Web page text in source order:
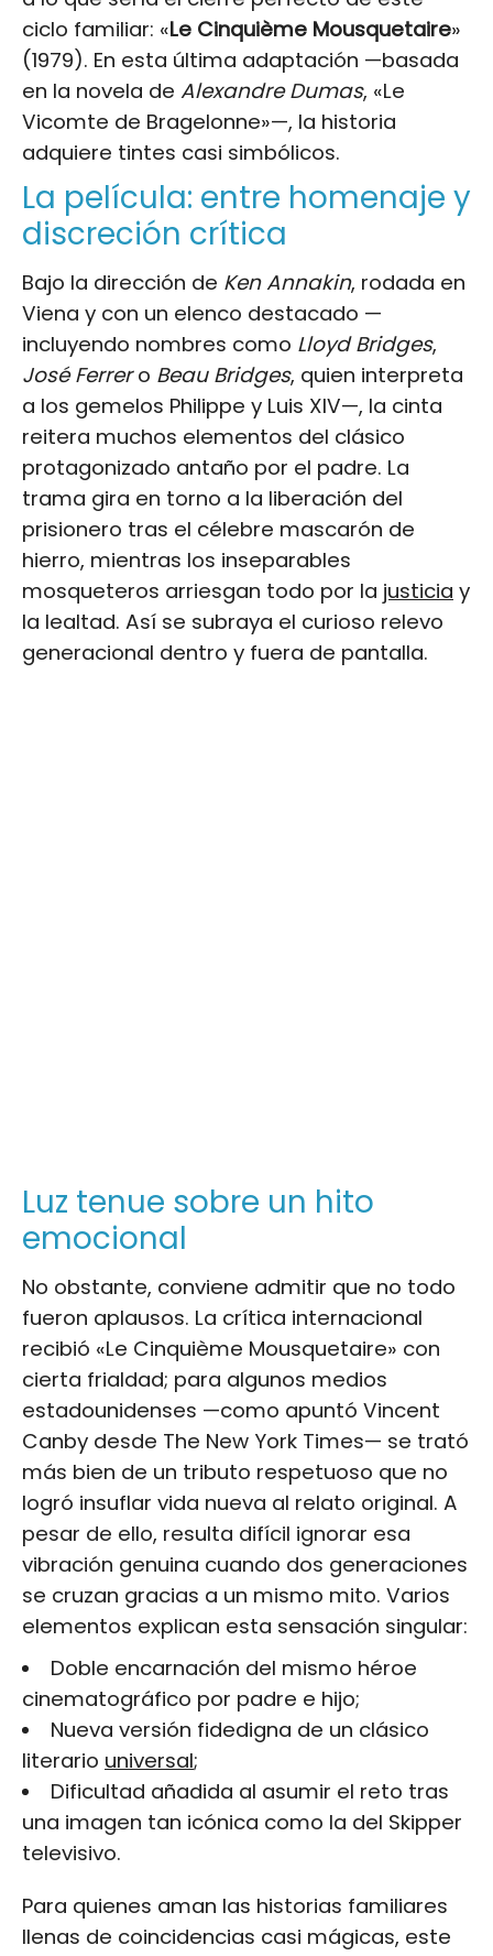
ciclo familiar: «Le Cinquième Mousquetaire»
(1979). En esta última adaptación —basada
en la novela de Alexandre Dumas, «Le
Vicomte de Bragelonne»—, la historia
adquiere tintes casi simbólicos.
La película: entre homenaje y
discreción crítica
Bajo la dirección de Ken Annakin, rodada en
Viena y con un elenco destacado —
incluyendo nombres como Lloyd Bridges,
José Ferrero Beau Bridges, quien interpreta
a los gemelos Philippe y Luis XIV—, la cinta
reitera muchos elementos del clásico
protagonizado antaño por el padre. La
trama gira en torno a la liberación del
prisionero tras el célebre mascarón de
hierro, mientras los inseparables
mosqueteros arriesgan todo por la justicia y
la lealtad. Así se subraya el curioso relevo
generacional dentro y fuera de pantalla.
Luz tenue sobre un hito
emocional
No obstante, conviene admitir que no todo
fueron aplausos. La crítica internacional
recibió «Le Cinquième Mousquetaire» con
cierta frialdad; para algunos medios
estadounidenses —como apuntó Vincent
Canby desde The New York Times— se trató
más bien de un tributo respetuoso que no
logró insuflar vida nueva al relato original. A
pesar de ello, resulta difícil ignorar esa
vibración genuina cuando dos generaciones
se cruzan gracias a un mismo mito. Varios
elementos explican esta sensación singular:
Doble encarnación del mismo héroe
cinematográfico por padre e hijo;
Nueva versión fidedigna de un clásico
literario universal;
Dificultad añadida al asumir el reto tras
una imagen tan icónica como la del Skipper
televisivo.
Para quienes aman las historias familiares
llenas de coincidencias casi mágicas, este